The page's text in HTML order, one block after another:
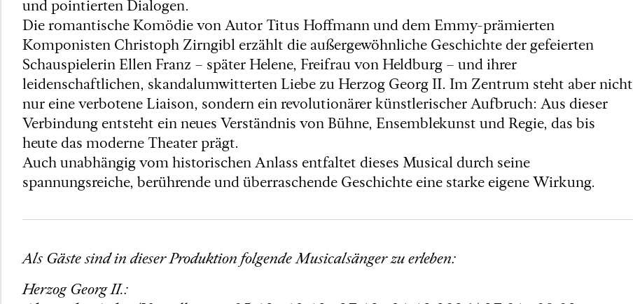
und pointierten Dialogen.
Die romantische Komödie von Autor Titus Hoffmann und dem Emmy-prämierten
Komponisten Christoph Zirngibl erzählt die außergewöhnliche Geschichte der gefeierten
Schauspielerin Ellen Franz – später Helene, Freifrau von Heldburg – und ihrer
leidenschaftlichen, skandalumwitterten Liebe zu Herzog Georg II. Im Zentrum steht aber nicht
nur eine verbotene Liaison, sondern ein revolutionärer künstlerischer Aufbruch: Aus dieser
Verbindung entsteht ein neues Verständnis von Bühne, Ensemblekunst und Regie, das bis
heute das moderne Theater prägt.
Auch unabhängig vom historischen Anlass entfaltet dieses Musical durch seine
spannungsreiche, berührende und überraschende Geschichte eine starke eigene Wirkung.
Als Gäste sind in dieser Produktion folgende Musicalsänger zu erleben:
Herzog Georg II.: